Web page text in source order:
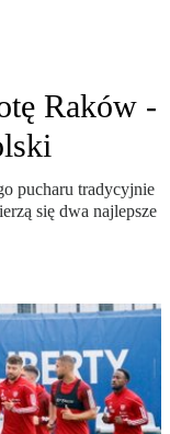
Raków -
pucharu tradycyjnie
się dwa najlepsze